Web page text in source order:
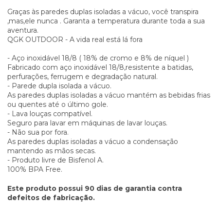
Graças às paredes duplas isoladas a vácuo, você transpira
,mas,ele nunca . Garanta a temperatura durante toda a sua
aventura.
QGK OUTDOOR - A vida real está lá fora
- Aço inoxidável 18/8 ( 18% de cromo e 8% de níquel )
Fabricado com aço inoxidável 18/8,resistente a batidas,
perfurações, ferrugem e degradação natural.
- Parede dupla isolada a vácuo.
As paredes duplas isoladas a vácuo mantém as bebidas frias
ou quentes até o último gole.
- Lava louças compatível.
Seguro para lavar em máquinas de lavar louças.
- Não sua por fora.
As paredes duplas isoladas a vácuo a condensação
mantendo as mãos secas.
- Produto livre de Bisfenol A.
100% BPA Free.
Este produto possui 90 dias de garantia contra
defeitos de fabricação.